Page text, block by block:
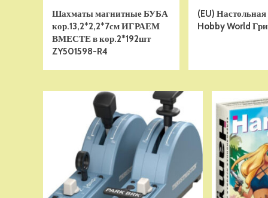
Шахматы магнитные БУБА
кор.13,2*2,2*7см ИГРАЕМ
ВМЕСТЕ в кор.2*192шт
ZY501598-R4
(EU) Настольная
Hobby World